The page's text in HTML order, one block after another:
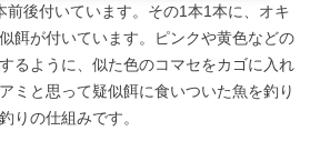
前後付いています。その1本1本に、オキ
餌が付いています。ピンクや黄色などの
るように、似た色のコマセをカゴに入れ
ミと思って疑似餌に食いついた魚を釣り
りの仕組みです。